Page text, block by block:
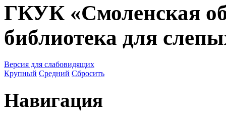
ГКУК «Смоленская
библиотека для
Версия для слабовидящих
Крупный Средний Сбросить
Навигация